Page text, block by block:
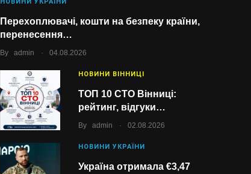
Перехоплювачі, кошти на безпеку країни,
перенесення…
By admin . 04.08.2026
НОВИНИ ВІННИЦІ
ТОП 10 СТО Вінниці:
рейтинг, відгуки…
By admin . 02.08.2026
НОВИНИ УКРАЇНИ
Україна отримала €3,47